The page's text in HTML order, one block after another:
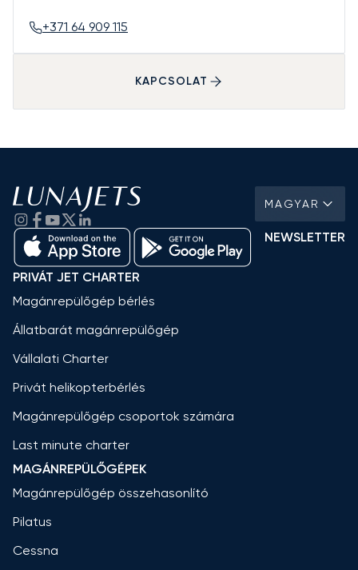
+371 64 909 115
KAPCSOLAT
MAGYAR
NEWSLETTER
PRIVÁT JET CHARTER
Magánrepülőgép bérlés
Állatbarát magánrepülőgép
Vállalati Charter
Privát helikopterbérlés
Magánrepülőgép csoportok számára
Last minute charter
MAGÁNREPÜLŐGÉPEK
Magánrepülőgép összehasonlító
Pilatus
Cessna